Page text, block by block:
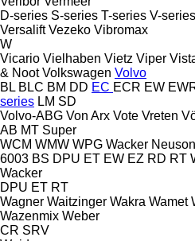
D-series S-series T-series V-series
Versalift Vezeko Vibromax
W
Vicario Vielhaben Vietz Viper
& Noot Volkswagen Volvo
BL BLC BM DD EC ECR EW
series LM SD
Volvo-ABG Von Arx Vote Vreten
AB MT Super
WCM WMW WPG Wacker Neuson
6003 BS DPU ET EW EZ RD RT
Wacker
DPU ET RT
Wagner Waitzinger Wakra Wamet
Wazenmix Weber
CR SRV